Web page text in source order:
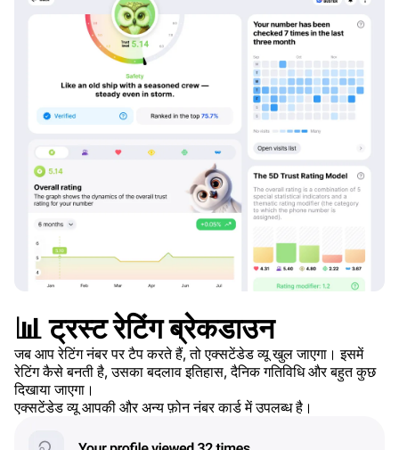
📊 ट्रस्ट रेटिंग ब्रेकडाउन
जब आप रेटिंग नंबर पर टैप करते हैं, तो एक्सटेंडेड व्यू खुल जाएगा। इसमें
रेटिंग कैसे बनती है, उसका बदलाव इतिहास, दैनिक गतिविधि और बहुत कुछ
दिखाया जाएगा।
एक्सटेंडेड व्यू आपकी और अन्य फ़ोन नंबर कार्ड में उपलब्ध है।